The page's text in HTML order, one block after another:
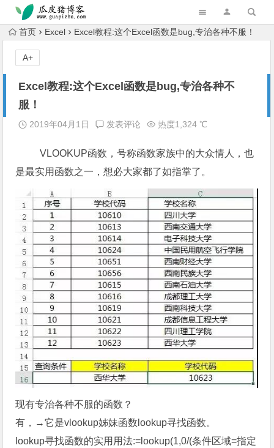
跳转到主内容
首页 Excel Excel教程:这个Excel函数是bug,专治各种不服！
Excel教程:这个Excel函数是bug,专治各种不
服！
2019年04月1日 发表评论 热度1,324 ℃
VLOOKUP函数，号称函数家族中的大众情人，也
是最实用函数之一，想必大家都了如指掌了。
现有专治各种不服的函数？
有，→它是vlookup姊妹函数lookup寻找函数。
lookup寻找函数的实用用法:=lookup(1,0/(条件区域=指定
A+